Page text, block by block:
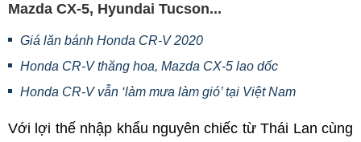
Mazda CX-5, Hyundai Tucson...
Giá lăn bánh Honda CR-V 2020
Honda CR-V thăng hoa, Mazda CX-5 lao dốc
Honda CR-V vẫn ‘làm mưa làm gió’ tại Việt Nam
Với lợi thế nhập khẩu nguyên chiếc từ Thái Lan cùng